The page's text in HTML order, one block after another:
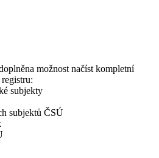
možnost načíst kompletní
subjekty
subjektů ČSÚ